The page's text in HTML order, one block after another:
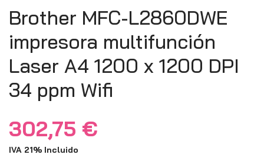
Brother MFC-L2860DWE
impresora multifunción
Laser A4 1200 x 1200 DPI
34 ppm Wifi
302,75 €
IVA 21% Incluido